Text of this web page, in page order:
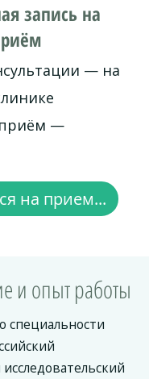
запись на
— на
—
на прием...
и опыт работы
специальности